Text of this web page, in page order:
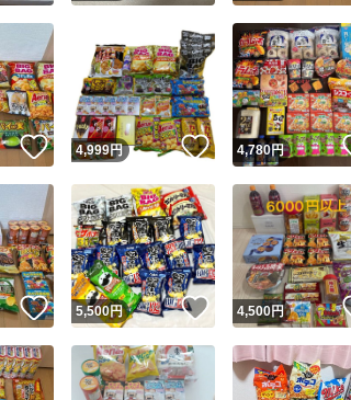
スピード&安心発送
※このバッジは実績に基づく表示であり、発送を保
スピード＆安心発送
このユーザーは高
ます
スピード発送 このユーザーは高
安心発送 このユーザーは設
キャ
いいね！
4,999円 いいね！
4,780円
いいね！
5,500円 いいね！
4,500円